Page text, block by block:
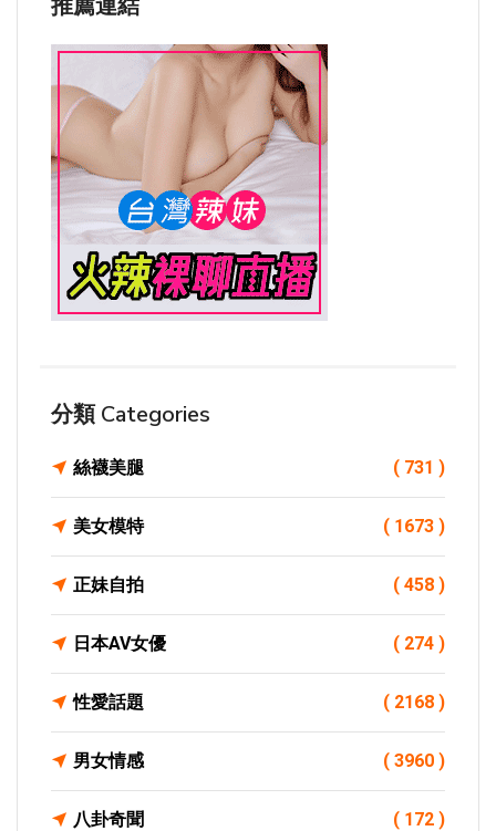
推薦連結
分類 Categories
絲襪美腿 ( 731 )
美女模特 ( 1673 )
正妹自拍 ( 458 )
日本AV女優 ( 274 )
性愛話題 ( 2168 )
男女情感 ( 3960 )
八卦奇聞 ( 172 )